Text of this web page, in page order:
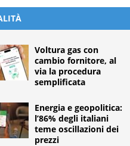
Voltura gas con
cambio fornitore, al
via la procedura
semplificata
Energia e geopolitica:
l’86% degli italiani
teme oscillazioni dei
prezzi